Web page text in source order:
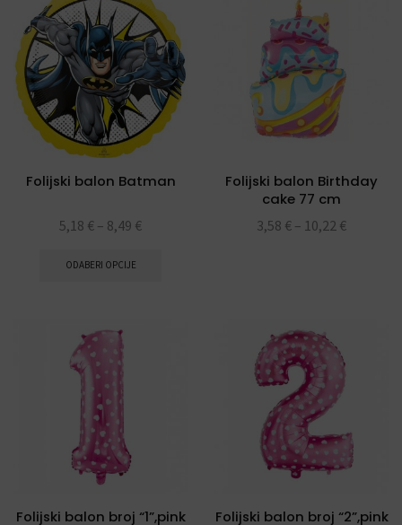
Folijski balon Batman
5,18 € – 8,49 €
ODABERI OPCIJE
Folijski balon Birthday
cake 77 cm
3,58 € – 10,22 €
Folijski balon broj “1”,pink Folijski balon broj “2”,pink